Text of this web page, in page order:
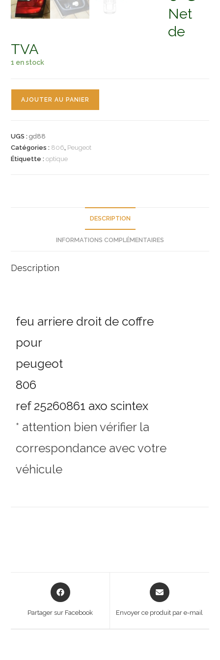
Net
de
TVA
1 en stock
coffre
AJOUTER AU PANIER
UGS :gd88
Catégories : 806, Peugeot
Étiquette :optique
DESCRIPTION
INFORMATIONS COMPLÉMENTAIRES
Description
feu arriere droit de coffre
pour
peugeot
806
ref 25260861 axo scintex
* attention bien vérifier la
correspondance avec votre
véhicule
Opens
in
Partager sur Facebook
Opens
in
new
Envoyer ce produit par e-mail